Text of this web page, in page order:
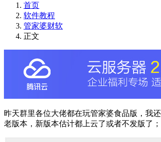
首页
软件教程
管家婆财软
正文
昨天群里各位大佬都在玩管家婆食品版，我
老版本，新版本估计都上云了或者不发版了；